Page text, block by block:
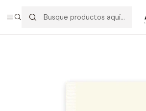
Md Paper Cuaderno A6